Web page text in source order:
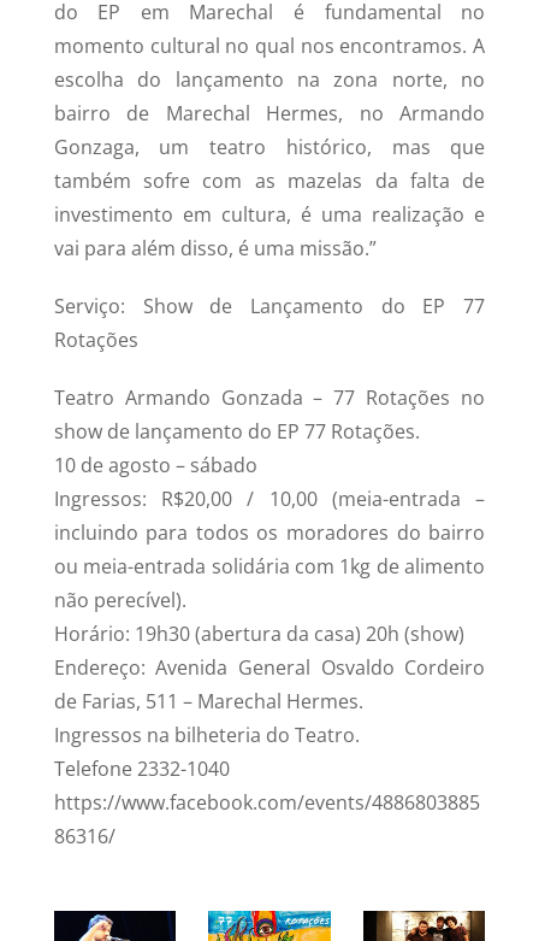
do EP em Marechal é fundamental no
momento cultural no qual nos encontramos. A
escolha do lançamento na zona norte, no
bairro de Marechal Hermes, no Armando
Gonzaga, um teatro histórico, mas que
também sofre com as mazelas da falta de
investimento em cultura, é uma realização e
vai para além disso, é uma missão.”
Serviço: Show de Lançamento do EP 77
Rotações
Teatro Armando Gonzada – 77 Rotações no
show de lançamento do EP 77 Rotações.
10 de agosto – sábado
Ingressos: R$20,00 / 10,00 (meia-entrada –
incluindo para todos os moradores do bairro
ou meia-entrada solidária com 1kg de alimento
não perecível).
Horário: 19h30 (abertura da casa) 20h (show)
Endereço: Avenida General Osvaldo Cordeiro
de Farias, 511 – Marechal Hermes.
Ingressos na bilheteria do Teatro.
Telefone 2332-1040
https://www.facebook.com/events/4886803885
86316/